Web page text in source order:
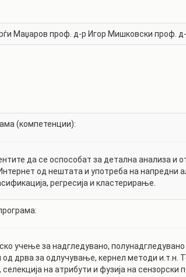
Маџаров проф. д-р Игор Мишковски проф.
(компетенции):
да се оспособат за детална анализа
од нештата и употреба на
регресија и кластерирање.
учење за надгледувано,
дрва за одлучување, кернел методи и.т.н.
на атрибути и фузија на